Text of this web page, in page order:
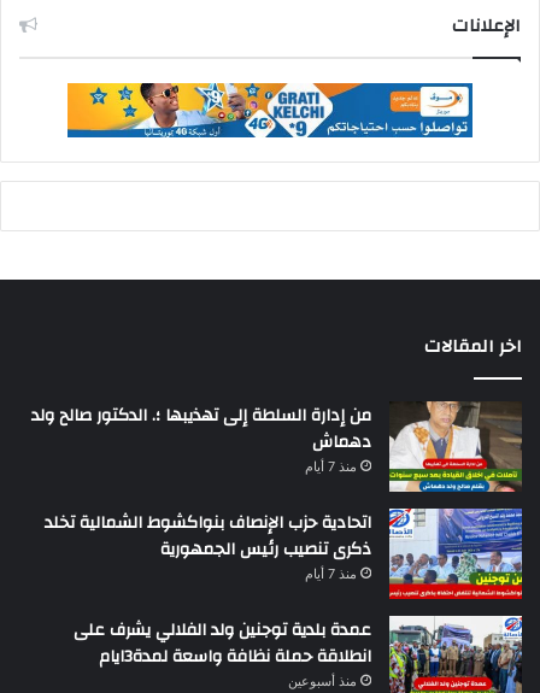
الإعلانات
اخر المقالات
من إدارة السلطة إلى تهذيبها ؛. الدكتور صالح ولد
دهماش
منذ 7 أيام
اتحادية حزب الإنصاف بنواكشوط الشمالية تخلد
ذكرى تنصيب رئيس الجمهورية
منذ 7 أيام
عمدة بلدية توجنين ولد الفلالي يشرف على
انطلاقة حملة نظافة واسعة لمدة3ايام
منذ أسبوعين